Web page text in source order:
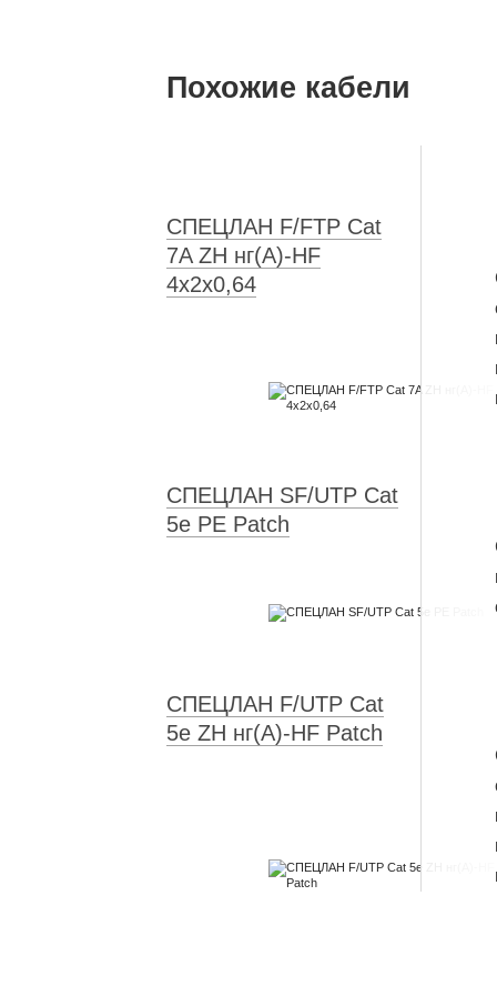
Похожие кабели
СПЕЦЛАН F/FTP Cat
7A ZH нг(А)-HF
4x2x0,64
СПЕЦЛАН SF/UTP Cat
5e PE Patch
СПЕЦЛАН F/UTP Cat
5e ZH нг(А)-HF Patch